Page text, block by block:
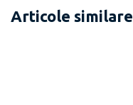
Articole similare